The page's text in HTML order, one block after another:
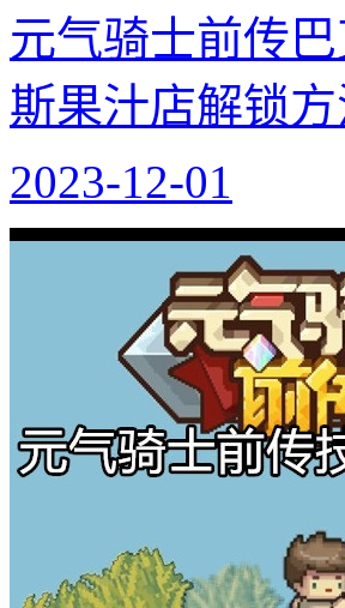
元气骑士前传
斯果汁店解锁
2023-12-01